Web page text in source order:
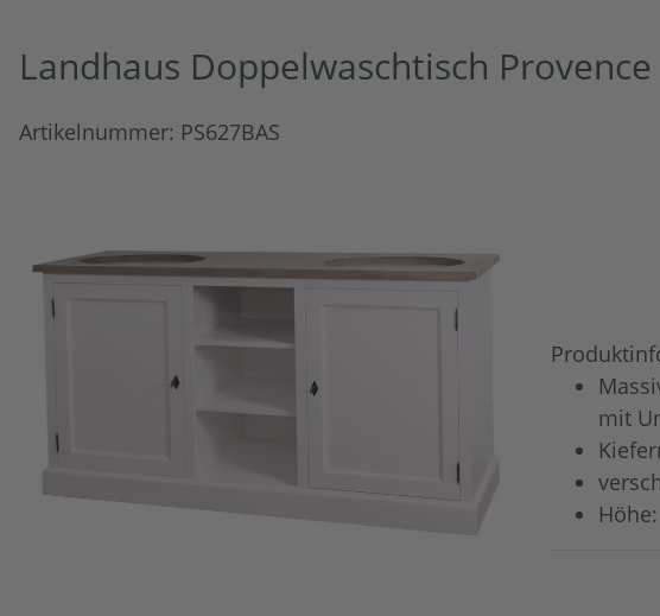
Landhaus Doppelwaschtisch Provence
Artikelnummer: PS627BAS
mit